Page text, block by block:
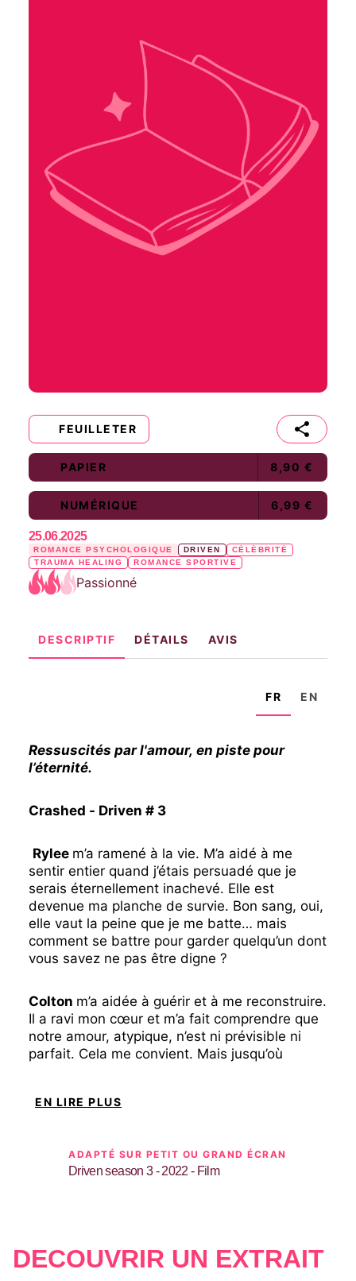
FEUILLETER
PAPIER 8,90 €
NUMÉRIQUE 6,99 €
25.06.2025
ROMANCE PSYCHOLOGIQUE DRIVEN
CÉLÉBRITÉ
TRAUMA HEALING
ROMANCE SPORTIVE
Passionné
DESCRIPTIF DÉTAILS AVIS
FR EN
Ressuscités par l'amour, en piste pour
l’éternité.
Crashed - Driven # 3
Rylee m’a ramené à la vie. M’a aidé à me
sentir entier quand j’étais persuadé que je
serais éternellement inachevé. Elle est
devenue ma planche de survie. Bon sang, oui,
elle vaut la peine que je me batte… mais
comment se battre pour garder quelqu’un dont
vous savez ne pas être digne ?
Colton m’a aidée à guérir et à me reconstruire.
Il a ravi mon cœur et m’a fait comprendre que
notre amour, atypique, n’est ni prévisible ni
parfait. Cela me convient. Mais jusqu’où
et généreux ne nous a jamais rencontrés.
Nous avons accepté l’idée que nous étions
contraire auront-elles raison de nous ?
EN LIRE PLUS
ADAPTÉ SUR PETIT OU GRAND ÉCRAN
Driven season 3 - 2022 - Film
DÉCOUVRIR UN EXTRAIT